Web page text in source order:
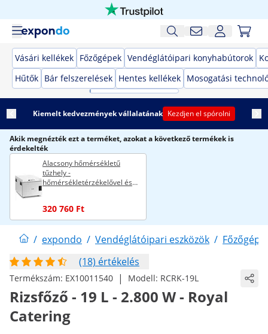
Vásári kellékek Főzőgépek Vendéglátóipari konyhabútorok
Hűtők Bár felszerelések Hentes kellékek Mosogatási
Kiemelt kedvezmények vállalatának Kezdjen el spórolni
Akik megnézték ezt a terméket, azokat a következő termékek is
érdekelték
Alacsony hőmérsékletű
tűzhely -
hőmérsékletérzékelővel és
320 760 Ft
/ expondo / Vendéglátóipari eszközök /
(18) értékelés
Termékszám: EX10011540 | Modell: RCRK-19L
Rizsfőző - 19 L - 2.800 W - Royal
Catering